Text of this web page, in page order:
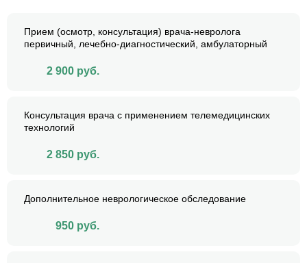
Прием (осмотр, консультация) врача-невролога
первичный, лечебно-диагностический, амбулаторный
2 900 руб.
Консультация врача с применением телемедицинских
технологий
2 850 руб.
Дополнительное неврологическое обследование
950 руб.